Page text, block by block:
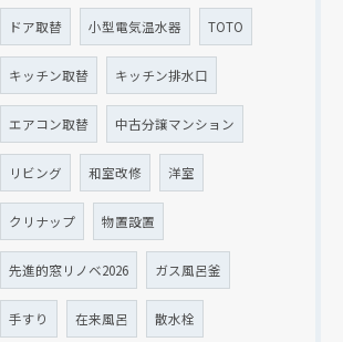
ドア取替 小型電気温水器 TOTO
キッチン取替 キッチン排水口
エアコン取替 中古分譲マンション
リビング 和室改修 洋室
クリナップ 物置設置
先進的窓リノベ2026 ガス風呂釜
手すり 在来風呂 散水栓